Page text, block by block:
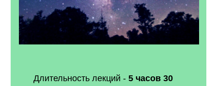
Длительность лекций -5 часов 30